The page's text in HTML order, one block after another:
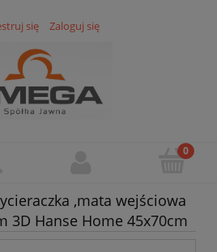
się Zaloguj się
,mata wejściowa
3D Hanse Home 45x70cm